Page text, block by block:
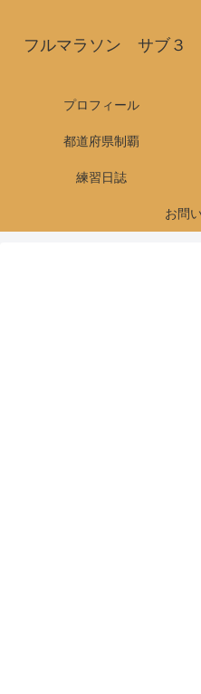
フルマラソン サブ３
プロフィール
都道府県制覇
練習日誌
お問